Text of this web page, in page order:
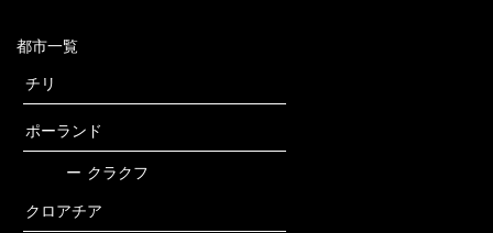
都市一覧
チリ
ポーランド
ー クラクフ
クロアチア